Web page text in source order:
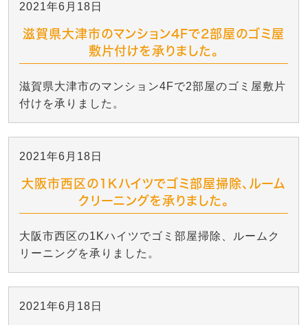
2021年6月18日
滋賀県大津市のマンション4Fで2部屋のゴミ屋
敷片付けを承りました。
滋賀県大津市のマンション4Fで2部屋のゴミ屋敷片
付けを承りました。
2021年6月18日
大阪市西区の1Kハイツでゴミ部屋掃除、ルーム
クリーニングを承りました。
大阪市西区の1Kハイツでゴミ部屋掃除、ルームク
リーニングを承りました。
2021年6月18日